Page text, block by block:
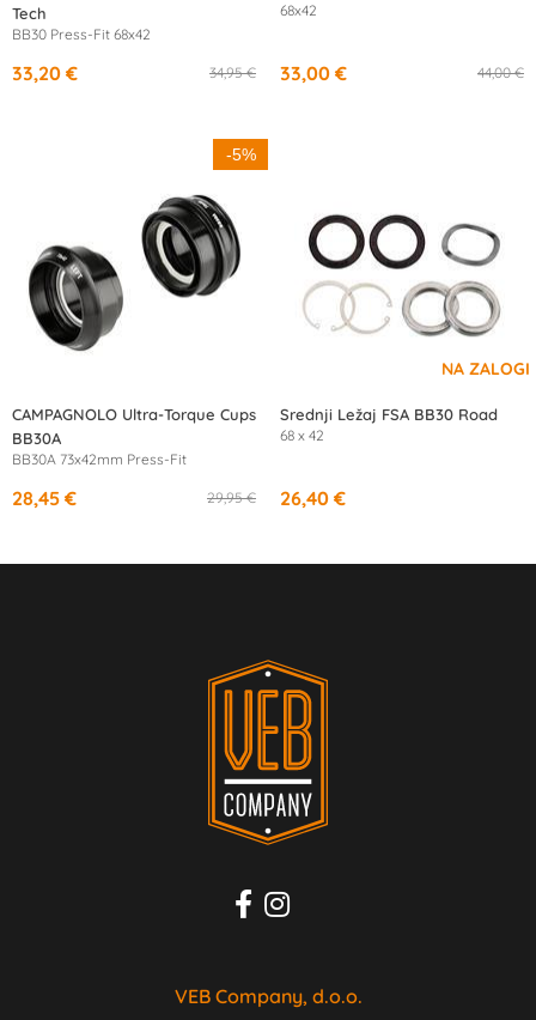
Tech
BB30 Press-Fit 68x42
34,95 €
33,20 €
68x42
44,00 €
33,00 €
-5%
CAMPAGNOLO Ultra-Torque Cups
BB30A
BB30A 73x42mm Press-Fit
29,95 €
28,45 €
Srednji Ležaj FSA BB30 Road
68 x 42
26,40 €
VEB Company, d.o.o.